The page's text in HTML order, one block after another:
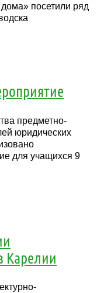
посетили ряд
предметно-
юридических
для учащихся 9
Карелии